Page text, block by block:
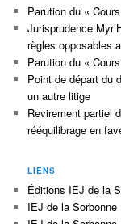
Parution du «
Jurisprudence
règles opposables
Parution du «
Point de départ du
un autre litige
Revirement partiel
rééquilibrage en
LIENS
Éditions IEJ de la
IEJ de la Sorbonne